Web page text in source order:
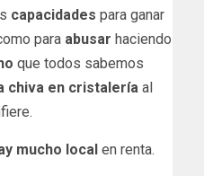
capacidades para ganar
para abusar haciendo
que todos sabemos
chiva en cristalería al
mucho local en renta.